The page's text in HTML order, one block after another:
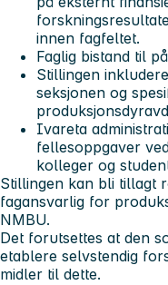
innen fagfeltet.
Faglig bistand til
Stillingen
seksjonen og
Ivareta
fellesoppgaver
kolleger og
Stillingen kan bli tillagt
fagansvarlig for
NMBU.
Det forutsettes at den
etablere selvstendig
midler til dette.